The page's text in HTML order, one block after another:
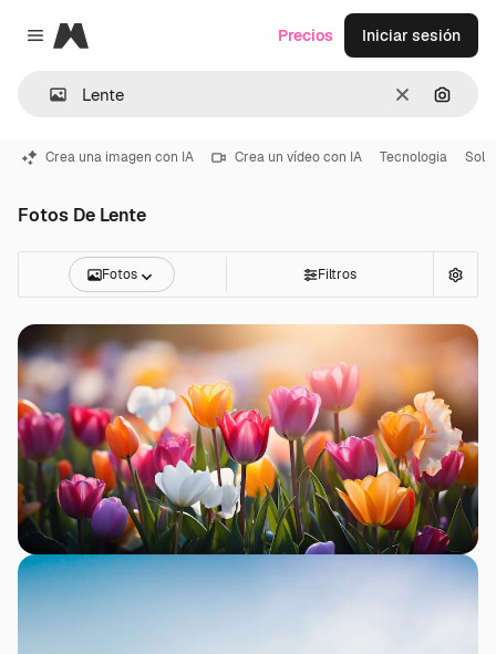
Close menu
Magnific
Borrar
Precios Iniciar sesión
Crea una imagen con IA Crea un vídeo con IA Tecnologia Sol
Fotos De Lente
Fotos Filtros